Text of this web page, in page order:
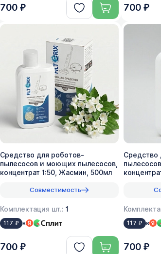
700 ₽ 700 ₽
Средство для роботов-
пылесосов и моющих пылесосов,
концентрат 1:50, Жасмин, 500мл
Совместимость
Комплектация шт.: 1
117 ₽ в
700 ₽
Средство
117 ₽ в
700 ₽